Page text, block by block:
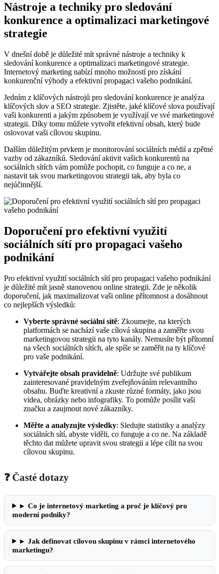
Nástroje a techniky pro‍ sledování
konkurence a optimalizaci marketingové
strategie
V dnešní době ​je důležité mít‍ správné⁢ nástroje a‍ techniky k
sledování konkurence a optimalizaci marketingové strategie.
⁤Internetový ​marketing nabízí ⁢mnoho ​možností pro​ získání
konkurenční výhody a efektivní propagaci vašeho podnikání.
Jedním z klíčových nástrojů pro⁣ sledování konkurence je analýza
‌klíčových​ slov a SEO strategie. Zjistěte, jaké ‌klíčové ⁣slova používají
vaši⁤ konkurenti a jakým způsobem je využívají⁣ ve své ⁣marketingové
strategii. ‌Díky tomu ‌můžete vytvořit efektivní obsah, který bude
oslovovat vaši cílovou skupinu.
Dalším důležitým prvkem je monitorování‌ sociálních médií a zpětné
vazby od zákazníků. Sledování aktivit vašich konkurentů ⁢na
sociálních sítích vám‍ pomůže ⁤pochopit, co funguje a ‍co ne,⁣ a
nastavit ⁢tak svou marketingovou strategii tak, aby byla co
nejúčinnější.
Doporučení pro efektivní⁤ využití
sociálních sítí pro propagaci vašeho
podnikání
Pro efektivní využití sociálních ⁣sítí pro propagaci vašeho‍ podnikání
je důležité mít jasně stanovenou ⁤online strategii. Zde je ‌několik
‍doporučení, jak maximalizovat ⁣vaši online přítomnost⁤ a dosáhnout
co nejlepších výsledků:
Vyberte správné‍ sociální‌ sítě: Zkoumejte, na​ kterých
platformách se nachází vaše ⁣cílová skupina a zaměřte ‌svou
marketingovou strategii na tyto kanály. ​Nemusíte být přítomní
⁤na všech ‌sociálních sítích, ale spíše se zaměřit na ty klíčové
pro vaše podnikání.
Vytvářejte obsah ⁣pravidelně: Udržujte své​ publikum
zainteresované pravidelným zveřejňováním relevantního
obsahu. Buďte kreativní a zkuste různé⁤ formáty, jako jsou
videa, obrázky nebo infografiky.⁢ To pomůže posílit vaši
značku a ​zaujmout nové zákazníky.
Měřte ⁢a analyzujte výsledky: ‌Sledujte‌ statistiky a analýzy
⁤sociálních sítí, abyste⁤ viděli, ​co funguje a co ne.​ Na základě
těchto ⁢dat můžete upravit svou strategii a lépe cílit na svou
cílovou skupinu.
❓ Časté dotazy
▸ Co je internetový marketing a proč je klíčový pro
moderní podniky?
▸ Jak definovat cílovou skupinu v rámci internetového
marketingu?